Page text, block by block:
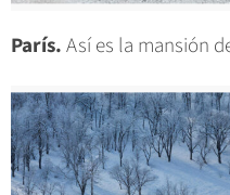
París.Así es la mansión